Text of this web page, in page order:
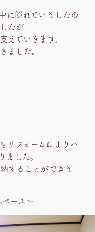
に隠れていましたの
たが
えていきます。
ました。
リフォームによりパ
した。
することができま
ース～